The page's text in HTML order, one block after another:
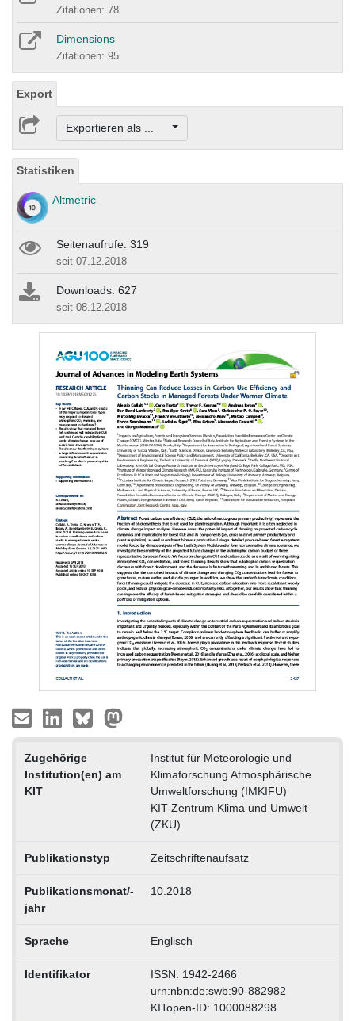
Zitationen: 78
Dimensions
Zitationen: 95
Export
Exportieren als ...
Statistiken
Altmetric
Seitenaufrufe: 319
seit 07.12.2018
Downloads: 627
seit 08.12.2018
Zugehörige
Institution(en) am
KIT
Institut für Meteorologie und
Klimaforschung Atmosphärische
Umweltforschung (IMKIFU)
KIT-Zentrum Klima und Umwelt
(ZKU)
Publikationstyp Zeitschriftenaufsatz
Publikationsmonat/-
jahr
10.2018
Sprache Englisch
Identifikator
ISSN: 1942-2466
urn:nbn:de:swb:90-882982
KITopen-ID: 1000088298